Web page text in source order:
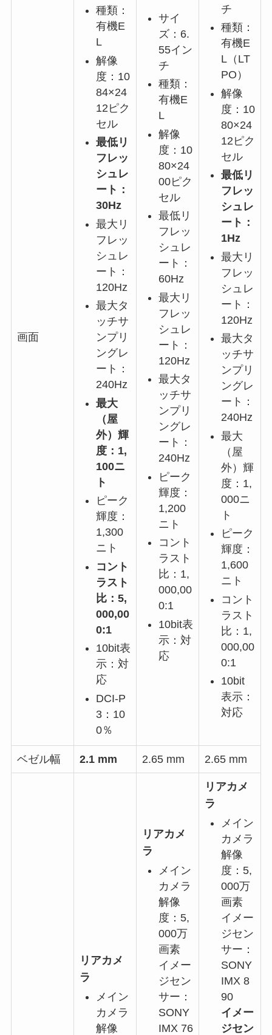
画面
種類：
有機E
L
解像
度：10
84×24
12ピク
セル
最低リ
フレッ
シュレ
ート：
30Hz
最大リ
フレッ
シュレ
ート：
120Hz
最大タ
ッチサ
ンプリ
ングレ
ート：
240Hz
最大
（屋
外）輝
度：1,
100ニ
ト
ピーク
輝度：
1,300
ニト
コント
ラスト
比：5,
000,00
0:1
10bit表
示：対
応
DCI-P
3：10
0％
サイ
ズ：6.
55イン
チ
種類：
有機E
L
解像
度：10
80×24
00ピク
セル
最低リ
フレッ
シュレ
ート：
60Hz
最大リ
フレッ
シュレ
ート：
120Hz
最大タ
ッチサ
ンプリ
ングレ
ート：
240Hz
ピーク
輝度：
1,200
ニト
コント
ラスト
比：1,
000,00
0:1
10bit表
示：対
応
チ
種類：
有機E
L（LT
PO）
解像
度：10
80×24
12ピク
セル
最低リ
フレッ
シュレ
ート：
1Hz
最大リ
フレッ
シュレ
ート：
120Hz
最大タ
ッチサ
ンプリ
ングレ
ート：
240Hz
最大
（屋
外）輝
度：1,
000ニ
ト
ピーク
輝度：
1,600
ニト
コント
ラスト
比：1,
000,00
0:1
10bit
表示：
対応
ベゼル幅 2.1 mm 2.65 mm 2.65 mm
リアカメ
ラ
メイン
カメラ
解像
リアカメ
ラ
メイン
カメラ
解像
度：5,
000万
画素
イメー
ジセン
サー：
SONY
IMX 76
リアカメ
ラ
メイン
カメラ
解像
度：5,
000万
画素
イメー
ジセン
サー：
SONY
IMX 8
90
イメー
ジセン